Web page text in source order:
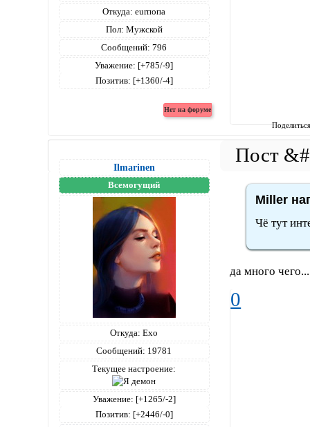
Откуда: eurпопа
Пол: Мужской
Сообщений: 796
Уважение: [+785/-9]
Позитив: [+1360/-4]
Ilmarinen
Всемогущий
Откуда: Ехо
Сообщений: 19781
Текущее настроение:
Уважение: [+1265/-2]
Позитив: [+2446/-0]
Miller
Чё тут
да много
0